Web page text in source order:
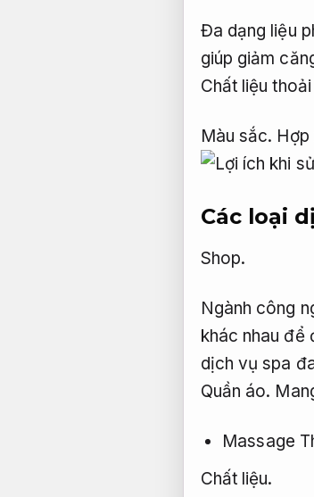
Đa dạng liệu
giúp giảm
Chất liệu
Màu sắc. Hợp
Các loại
Shop.
Ngành công
khác nhau để
dịch vụ spa
Quần áo.
Massage
Chất liệu.